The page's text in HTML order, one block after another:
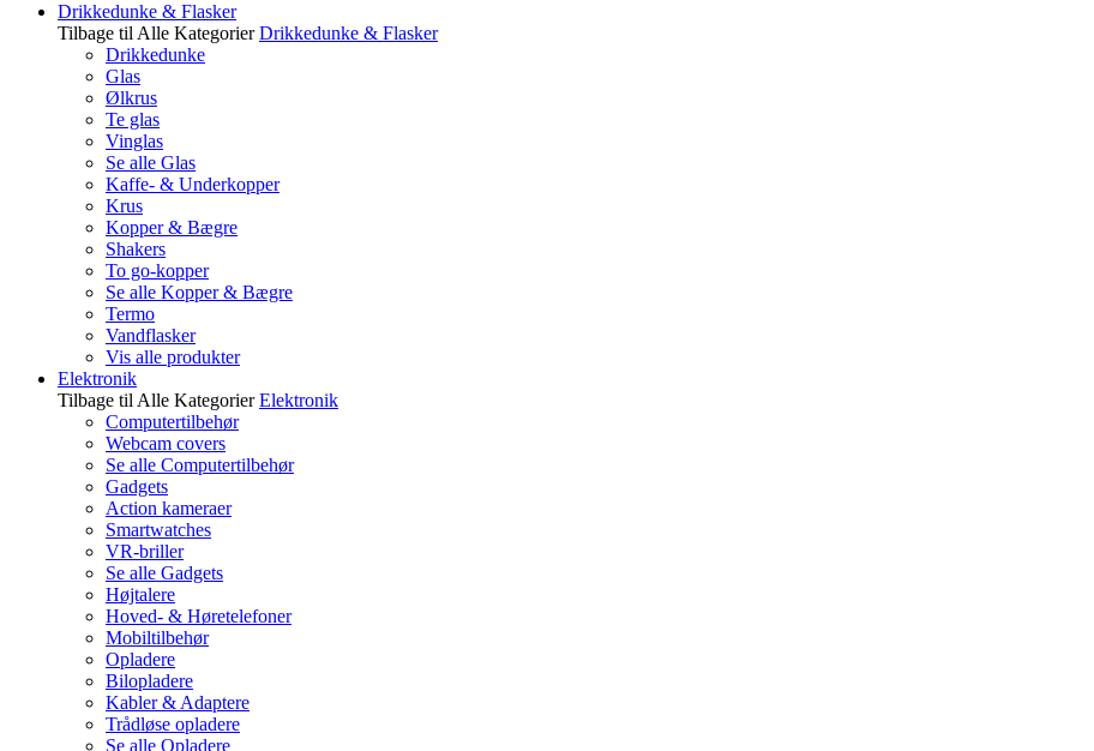
Drikkedunke & Flasker
Tilbage til Alle Kategorier Drikkedunke & Flasker
Drikkedunke
Glas
Ølkrus
Te glas
Vinglas
Se alle Glas
Kaffe- & Underkopper
Krus
Kopper & Bægre
Shakers
To go-kopper
Se alle Kopper & Bægre
Termo
Vandflasker
Vis alle produkter
Elektronik
Tilbage til Alle Kategorier Elektronik
Computertilbehør
Webcam covers
Se alle Computertilbehør
Gadgets
Action kameraer
Smartwatches
VR-briller
Se alle Gadgets
Højtalere
Hoved- & Høretelefoner
Mobiltilbehør
Opladere
Bilopladere
Kabler & Adaptere
Trådløse opladere
Se alle Opladere